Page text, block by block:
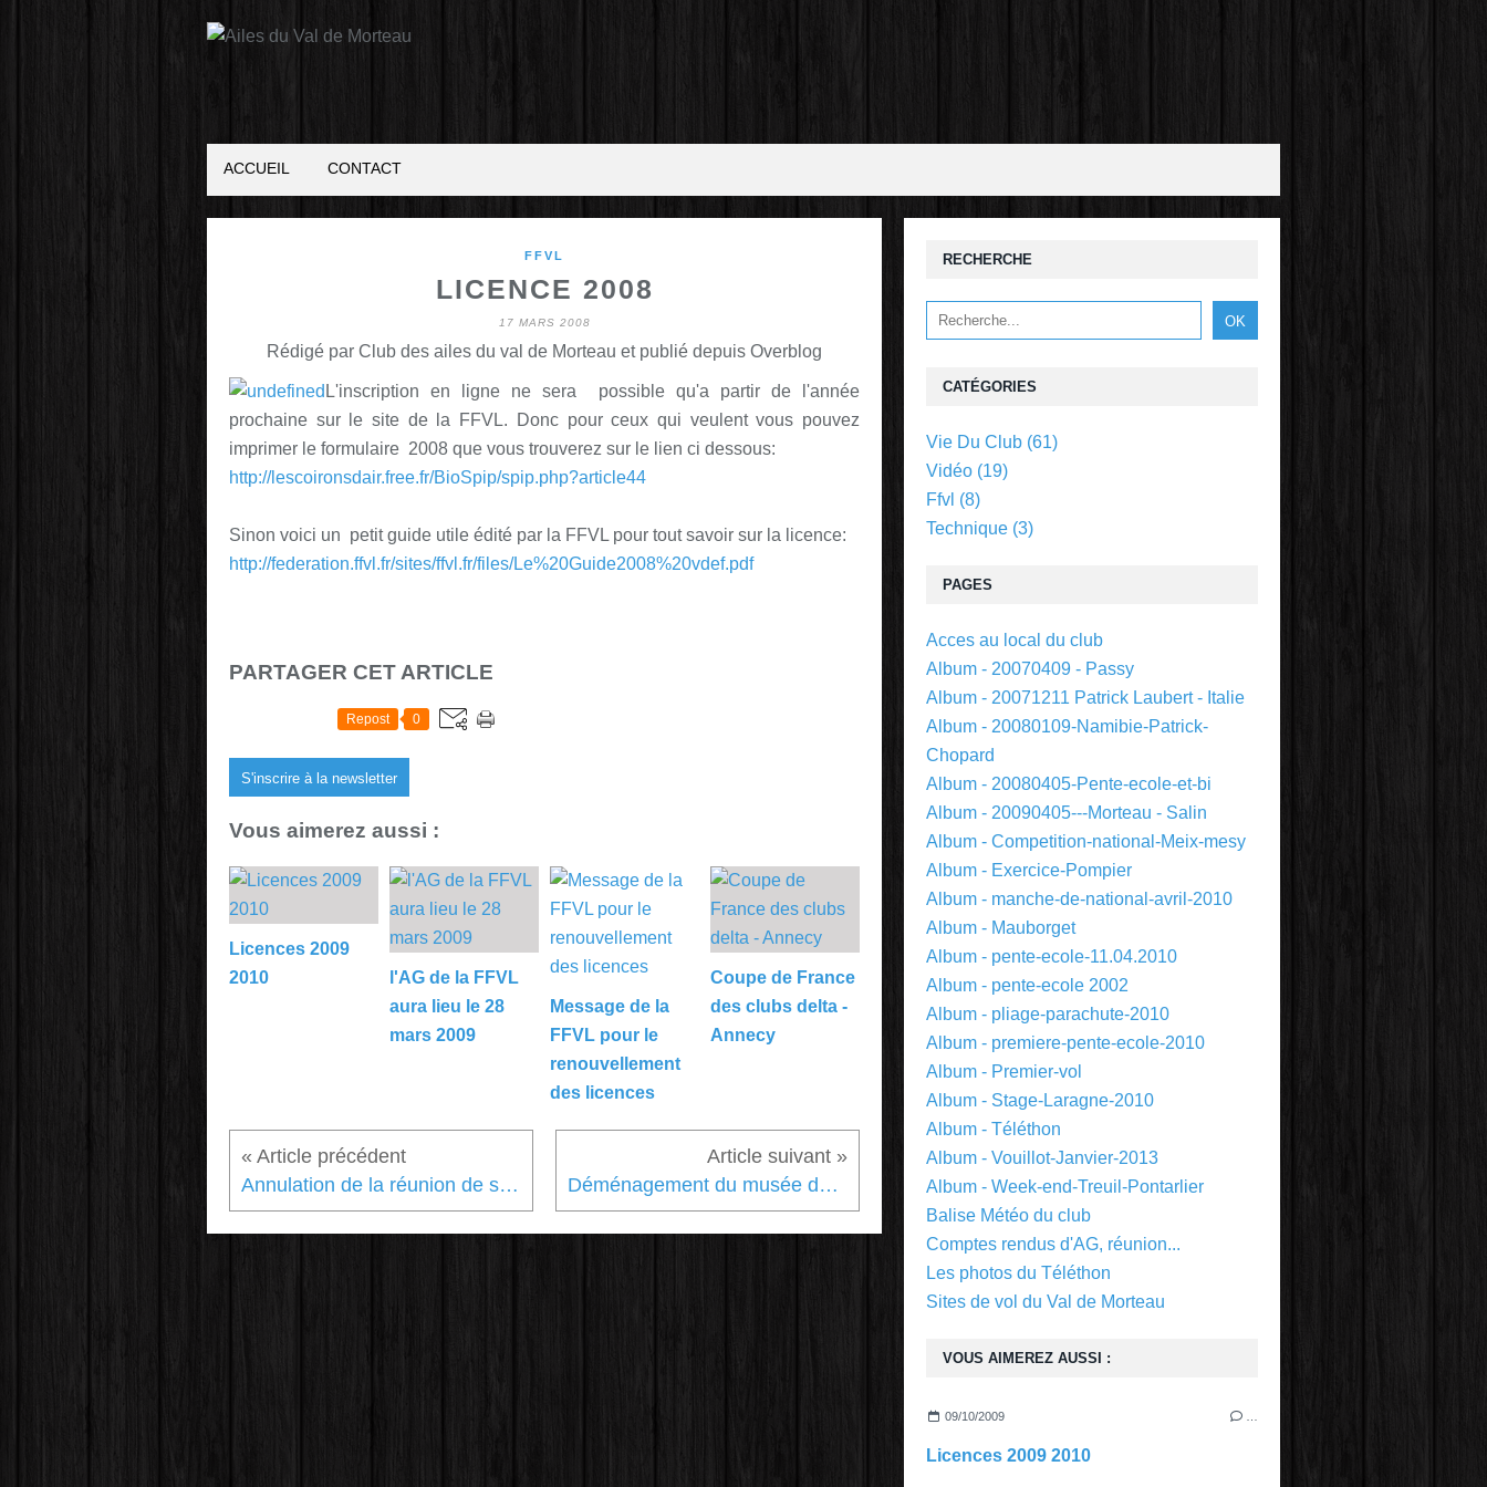
ACCUEIL CONTACT
FFVL
LICENCE 2008
17 MARS 2008
Rédigé par Club des ailes du val de Morteau et publié depuis Overblog
L'inscription en ligne ne sera possible qu'a partir de l'année
prochaine sur le site de la FFVL. Donc pour ceux qui veulent vous pouvez
imprimer le formulaire 2008 que vous trouverez sur le lien ci dessous:
http://lescoironsdair.free.fr/BioSpip/spip.php?article44
Sinon voici un petit guide utile édité par la FFVL pour tout savoir sur la licence:
http://federation.ffvl.fr/sites/ffvl.fr/files/Le%20Guide2008%20vdef.pdf
PARTAGER CET ARTICLE
Repost 0
S'inscrire à la newsletter
Vous aimerez aussi :
Licences 2009
2010
l'AG de la FFVL
aura lieu le 28
mars 2009
Message de la
FFVL pour le
renouvellement
des licences
Coupe de France
des clubs delta -
Annecy
Annulation de la réunion de samedi Déménagement du musée des deltaplanes
RECHERCHE
VOUS AIMEREZ AUSSI :
09/10/2009
Licences 2009 2010
PAGES
Acces au local du club
Album - 20070409 - Passy
Album - 20071211 Patrick Laubert - Italie
Album - 20080109-Namibie-Patrick-
Chopard
Album - 20080405-Pente-ecole-et-bi
Album - 20090405---Morteau - Salin
Album - Competition-national-Meix-mesy
Album - Exercice-Pompier
Album - manche-de-national-avril-2010
Album - Mauborget
Album - pente-ecole-11.04.2010
Album - pente-ecole 2002
Album - pliage-parachute-2010
Album - premiere-pente-ecole-2010
Album - Premier-vol
Album - Stage-Laragne-2010
Album - Téléthon
Album - Vouillot-Janvier-2013
Album - Week-end-Treuil-Pontarlier
Balise Météo du club
Comptes rendus d'AG, réunion...
Les photos du Téléthon
Sites de vol du Val de Morteau
CATÉGORIES
Vie Du Club (61)
Vidéo (19)
Ffvl (8)
Technique (3)